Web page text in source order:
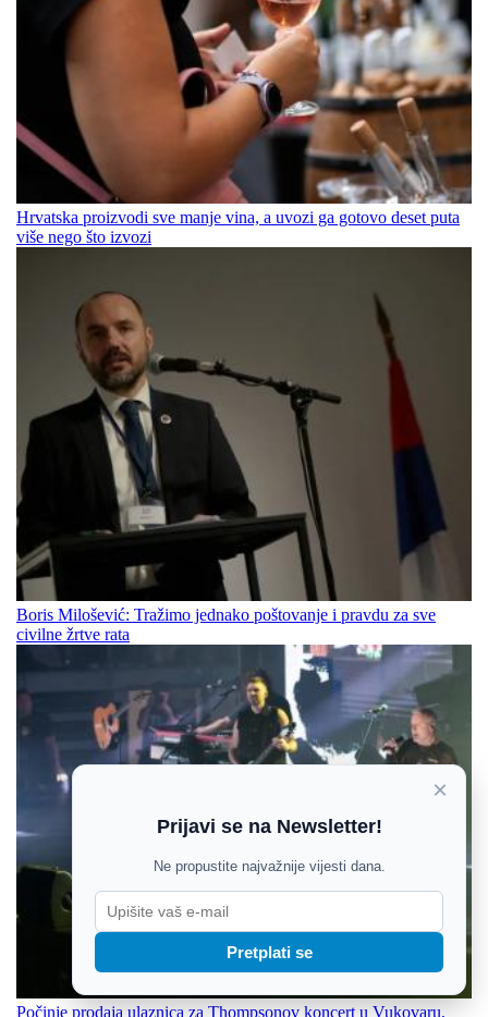
Hrvatska proizvodi sve manje vina, a uvozi ga gotovo deset puta
više nego što izvozi
Boris Milošević: Tražimo jednako poštovanje i pravdu za sve
civilne žrtve rata
Počinje prodaja ulaznica za Thompsonov koncert u Vukovaru,
×
Prijavi se na Newsletter!
Ne propustite najvažnije vijesti dana.
Pretplati se